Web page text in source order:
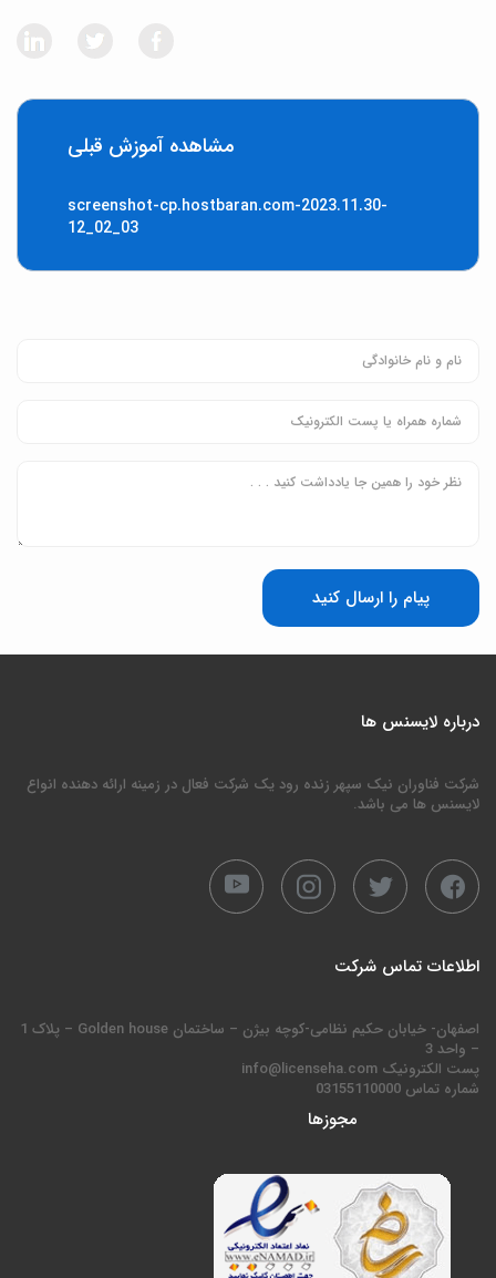
مشاهده آموزش قبلی
screenshot-cp.hostbaran.com-2023.11.30-
12_02_03
پیام را ارسال کنید
درباره لایسنس ها
شرکت فناوران نیک سپهر زنده رود یک شرکت فعال در زمینه ارائه دهنده انواع
لایسنس ها می باشد.
اطلاعات تماس شرکت
اصفهان- خیابان حکیم نظامی-کوچه بیژن – ساختمان Golden house – پلاک 1
– واحد 3
پست الکترونیک info@licenseha.com
شماره تماس 03155110000
مجوزها